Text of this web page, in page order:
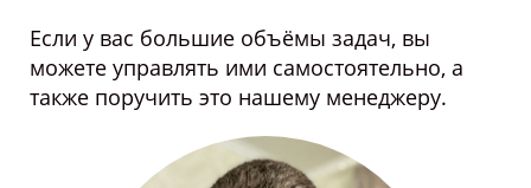
Если у вас большие объёмы задач, вы
можете управлять ими самостоятельно, а
также поручить это нашему менеджеру.